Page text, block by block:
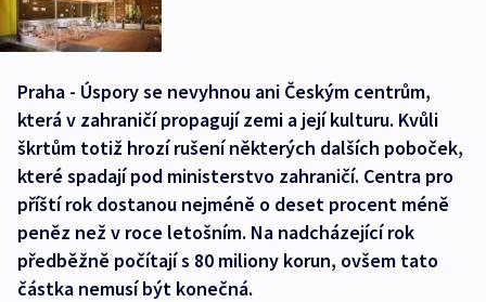
Praha - Úspory se nevyhnou ani Českým centrům,
která v zahraničí propagují zemi a její kulturu. Kvůli
škrtům totiž hrozí rušení některých dalších poboček,
které spadají pod ministerstvo zahraničí. Centra pro
příští rok dostanou nejméně o deset procent méně
peněz než v roce letošním. Na nadcházející rok
předběžně počítají s 80 miliony korun, ovšem tato
částka nemusí být konečná.